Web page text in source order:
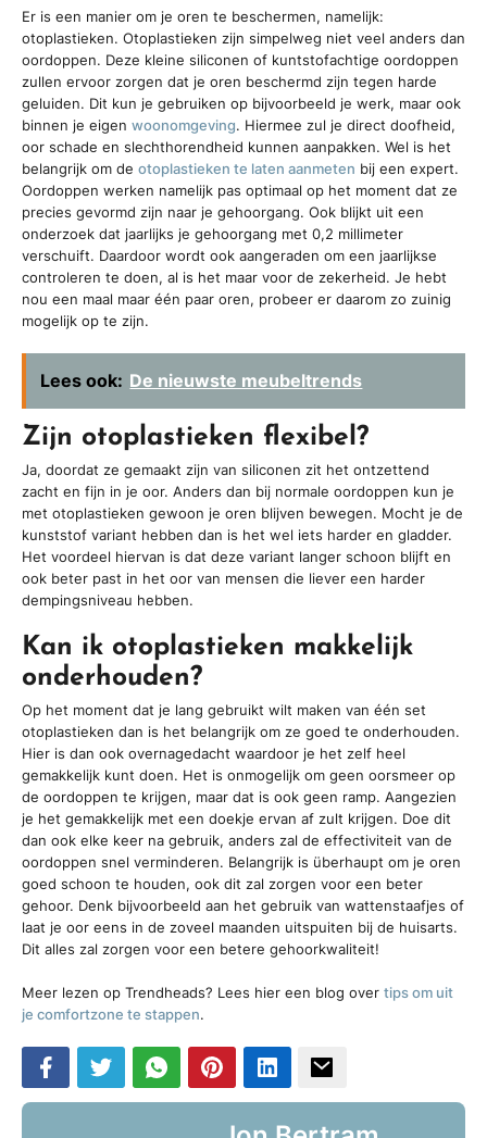
Er is een manier om je oren te beschermen, namelijk:
otoplastieken. Otoplastieken zijn simpelweg niet veel anders dan
oordoppen. Deze kleine siliconen of kuntstofachtige oordoppen
zullen ervoor zorgen dat je oren beschermd zijn tegen harde
geluiden. Dit kun je gebruiken op bijvoorbeeld je werk, maar ook
binnen je eigen woonomgeving. Hiermee zul je direct doofheid,
oor schade en slechthorendheid kunnen aanpakken. Wel is het
belangrijk om de otoplastieken te laten aanmeten bij een expert.
Oordoppen werken namelijk pas optimaal op het moment dat ze
precies gevormd zijn naar je gehoorgang. Ook blijkt uit een
onderzoek dat jaarlijks je gehoorgang met 0,2 millimeter
verschuift. Daardoor wordt ook aangeraden om een jaarlijkse
controleren te doen, al is het maar voor de zekerheid. Je hebt
nou een maal maar één paar oren, probeer er daarom zo zuinig
mogelijk op te zijn.
Lees ook: De nieuwste meubeltrends
Zijn otoplastieken flexibel?
Ja, doordat ze gemaakt zijn van siliconen zit het ontzettend
zacht en fijn in je oor. Anders dan bij normale oordoppen kun je
met otoplastieken gewoon je oren blijven bewegen. Mocht je de
kunststof variant hebben dan is het wel iets harder en gladder.
Het voordeel hiervan is dat deze variant langer schoon blijft en
ook beter past in het oor van mensen die liever een harder
dempingsniveau hebben.
Kan ik otoplastieken makkelijk
onderhouden?
Op het moment dat je lang gebruikt wilt maken van één set
otoplastieken dan is het belangrijk om ze goed te onderhouden.
Hier is dan ook overnagedacht waardoor je het zelf heel
gemakkelijk kunt doen. Het is onmogelijk om geen oorsmeer op
de oordoppen te krijgen, maar dat is ook geen ramp. Aangezien
je het gemakkelijk met een doekje ervan af zult krijgen. Doe dit
dan ook elke keer na gebruik, anders zal de effectiviteit van de
oordoppen snel verminderen. Belangrijk is überhaupt om je oren
goed schoon te houden, ook dit zal zorgen voor een beter
gehoor. Denk bijvoorbeeld aan het gebruik van wattenstaafjes of
laat je oor eens in de zoveel maanden uitspuiten bij de huisarts.
Dit alles zal zorgen voor een betere gehoorkwaliteit!
Meer lezen op Trendheads? Lees hier een blog over tips om uit
je comfortzone te stappen.